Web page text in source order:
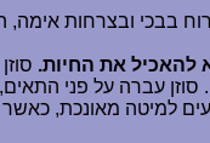
בבכי ובצרחות
להאכיל את החיות.
עברה על פני
למיטה מאונכת,